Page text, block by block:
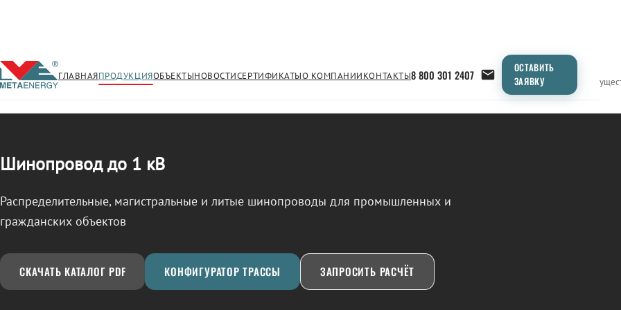
ГЛАВНАЯПРОДУКЦИЯОБЪЕКТЫНОВОСТИСЕРТИФИКАТЫО КОМПАНИИКОНТАКТЫ8 800 301 2407
ОСТАВИТЬ
ЗАЯВКУ
← Продукция/ШИНОПРОВОД Применение Продукция ТипоразмерыСравнение
Шинопровод до 1 кВ
Распределительные, магистральные и литые шинопроводы для промышленных и
гражданских объектов
СКАЧАТЬ КАТАЛОГ PDF КОНФИГУРАТОР ТРАССЫ ЗАПРОСИТЬ РАСЧЁТ